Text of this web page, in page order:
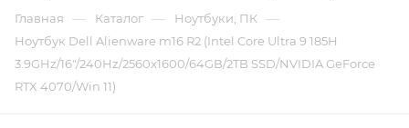
Главная — Каталог — Ноутбуки, ПК —
Ноутбук Dell Alienware m16 R2 (Intel Core Ultra 9 185H
3.9GHz/16"/240Hz/2560x1600/64GB/2TB SSD/NVIDIA GeForce
RTX 4070/Win 11)